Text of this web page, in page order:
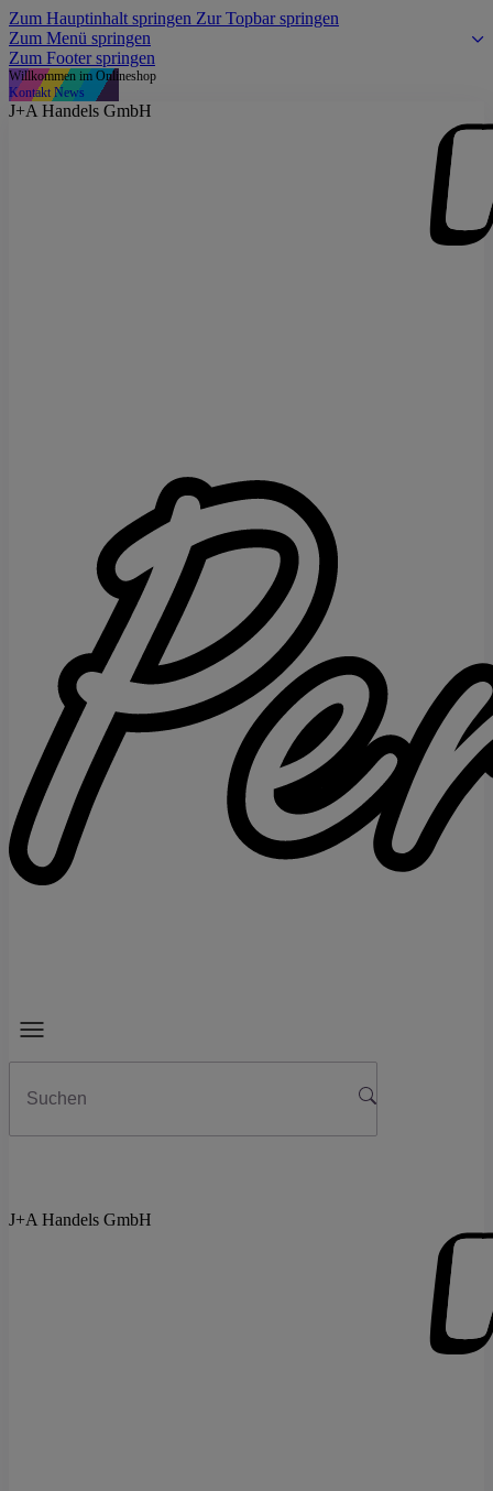
Zum Hauptinhalt springen Zur Topbar springen
Zum Menü springen
Zum Footer springen
Willkommen im Onlineshop
Kontakt News
J+A Handels GmbH
J+A Handels GmbH